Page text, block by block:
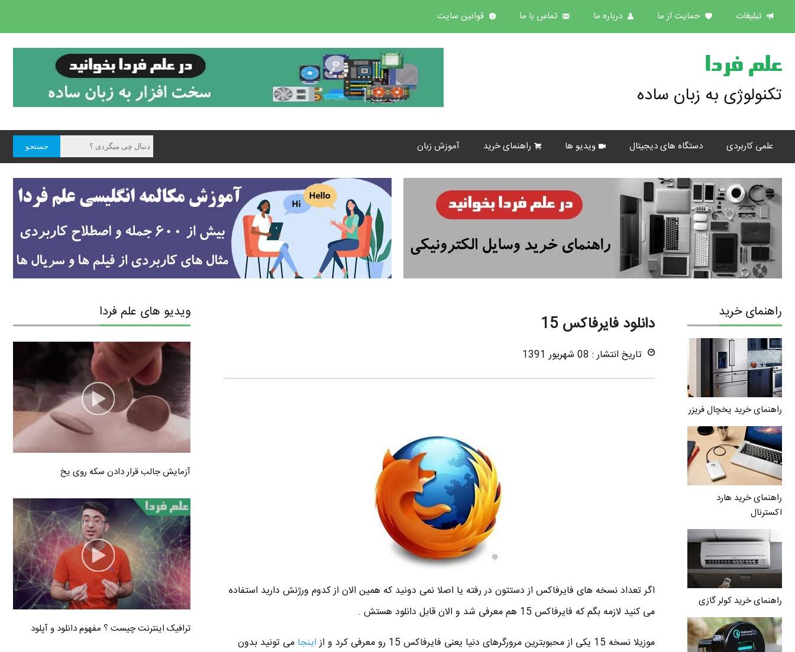
تبلیغات حمایت از ما درباره ما تماس با ما قوانین سایت
علم فردا
تکنولوژی به زبان ساده
علمی کاربردی دستگاه های دیجیتال ویدیو ها راهنمای خرید آموزش زبان
راهنمای خرید
راهنمای خرید یخچال فریزر
راهنمای خرید هارد
اکسترنال
راهنمای خرید کولر گازی
دانلود فایرفاکس 15
تاریخ انتشار : 08 شهریور 1391
اگر تعداد نسخه های فایرفاکس از دستتون در رفته یا اصلا نمی دونید که همین الان از کدوم ورژنش دارید استفاده
می کنید لازمه بگم که فایرفاکس 15 هم معرفی شد و الان قابل دانلود هستش .
موزیلا نسخه 15 یکی از محبوبترین مرورگرهای دنیا یعنی فایرفاکس 15 رو معرفی کرد و از
اینجا می تونید بدون
ویدیو های علم فردا
آزمایش جالب قرار دادن سکه روی یخ
ترافیک اینترنت چیست ؟ مفهوم دانلود و آپلود